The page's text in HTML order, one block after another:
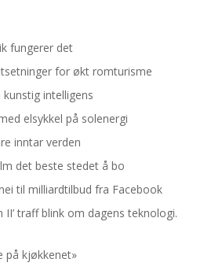
fungerer det
for økt romturisme
intelligens
elsykkel på solenergi
inntar verden
det beste stedet å bo
til milliardtilbud fra Facebook
II’ traff blink om dagens teknologi.
på kjøkkenet»